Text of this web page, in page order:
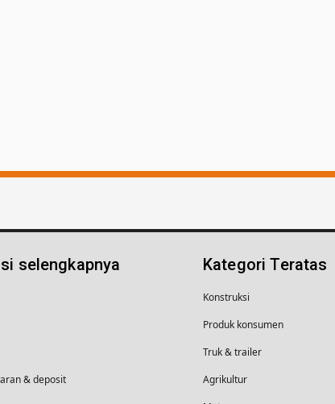
selengkapnya
& deposit
Kategori Teratas
Konstruksi
Produk konsumen
Truk & trailer
Agrikultur